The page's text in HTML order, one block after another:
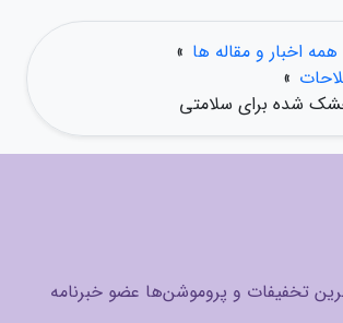
همه اخبار و مقاله ها »
»
شده برای سلامتی
تخفیفات و پروموشن‌ها عضو خبرنامه